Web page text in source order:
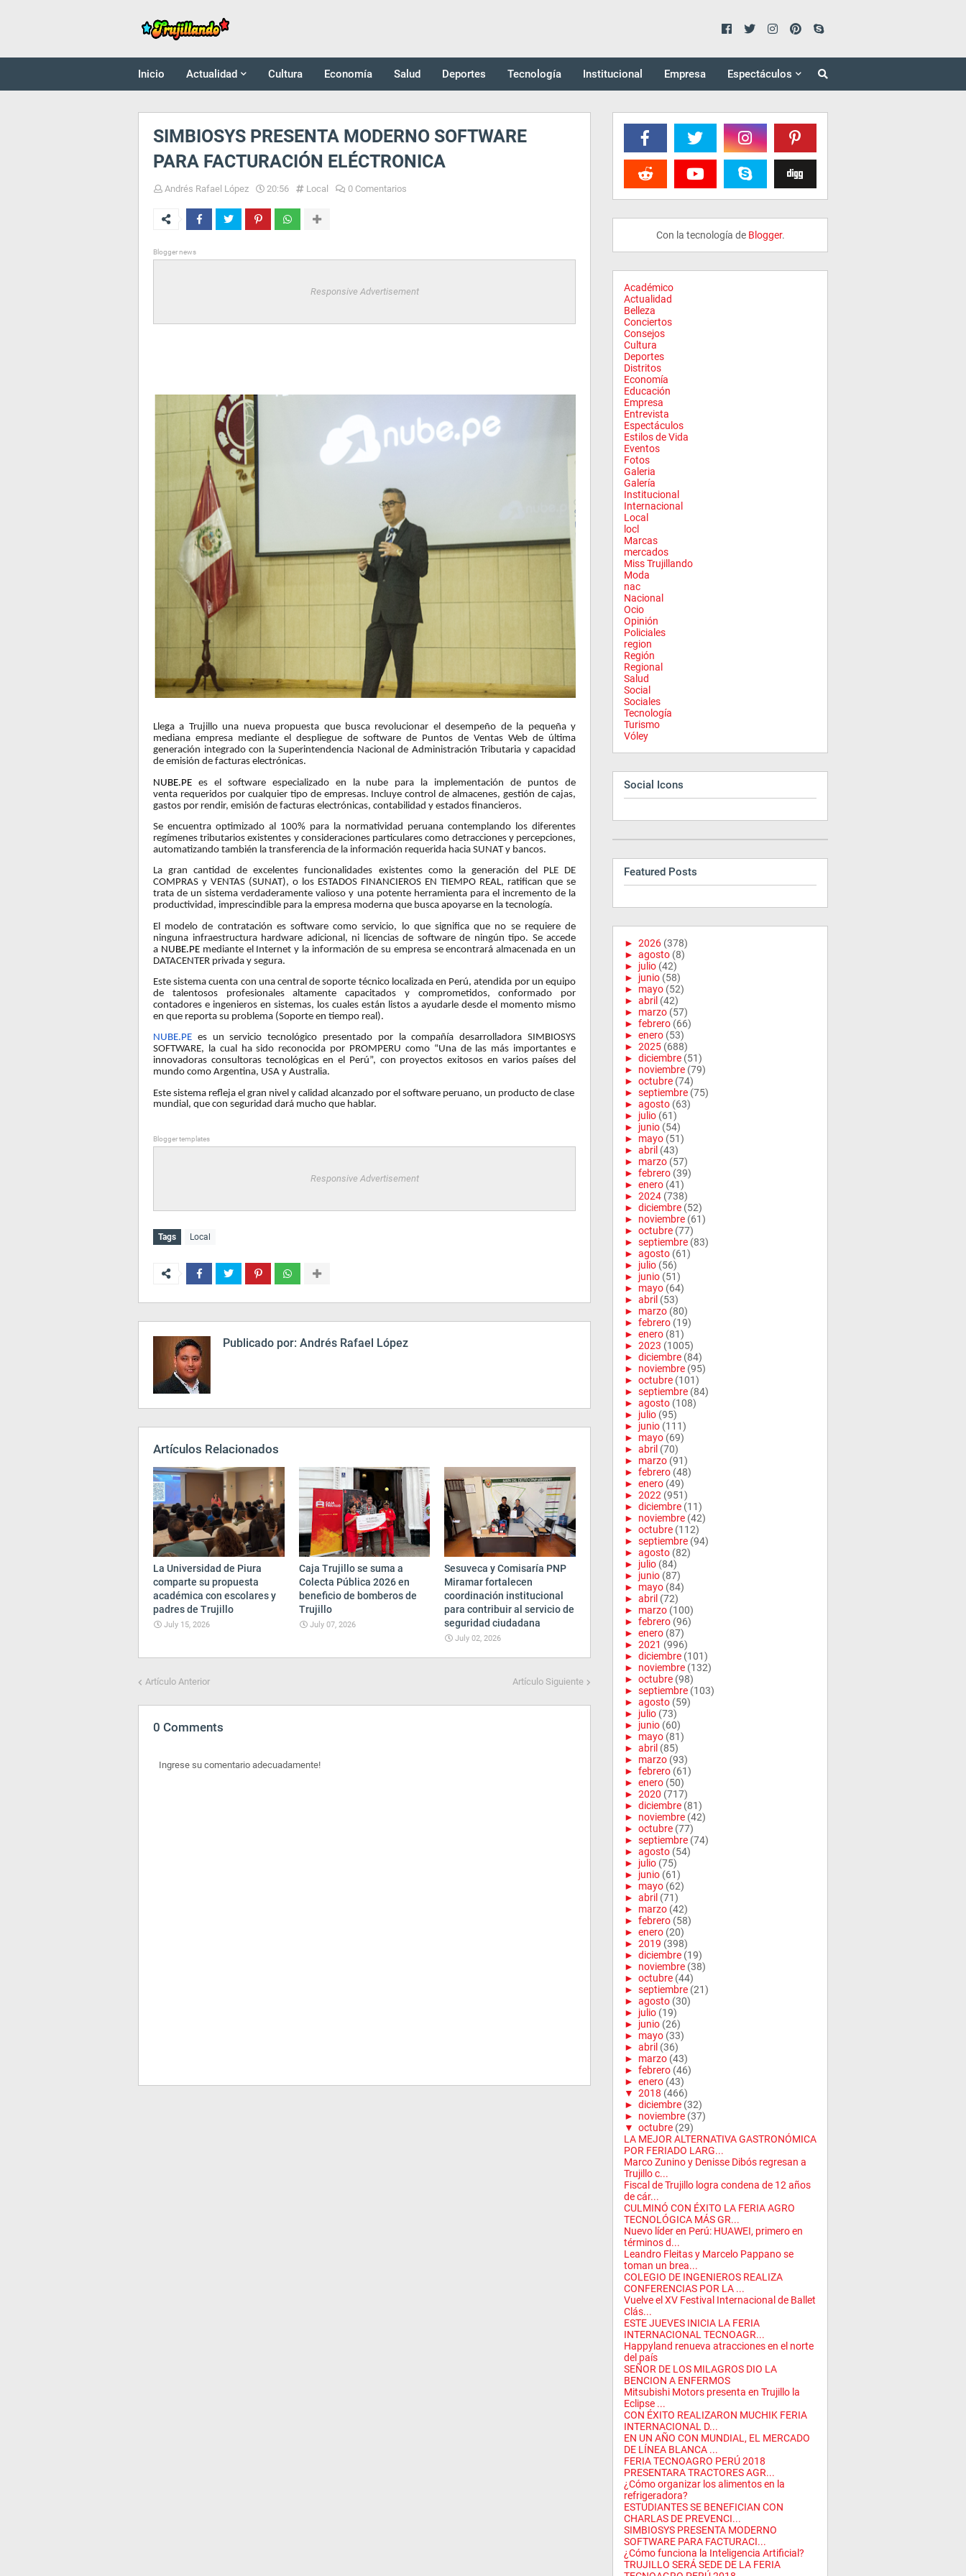
Inicio Actualidad Cultura Economía Salud Deportes Tecnología Institucional Empresa Espectáculos
SIMBIOSYS PRESENTA MODERNO SOFTWARE
PARA FACTURACIÓN ELÉCTRONICA
Andrés Rafael López 20:56 Local 0 Comentarios
Blogger news
Responsive Advertisement
Llega a Trujillo una nueva propuesta que busca revolucionar el desempeño de la pequeña y
mediana empresa mediante el despliegue de software de Puntos de Ventas Web de última
generación integrado con la Superintendencia Nacional de Administración Tributaria y capacidad
de emisión de facturas electrónicas.
NUBE.PE es el software especializado en la nube para la implementación de puntos de
venta requeridos por cualquier tipo de empresas. Incluye control de almacenes, gestión de cajas,
gastos por rendir, emisión de facturas electrónicas, contabilidad y estados financieros.
Se encuentra optimizado al 100% para la normatividad peruana contemplando los diferentes
regímenes tributarios existentes y consideraciones particulares como detracciones y percepciones,
automatizando también la transferencia de la información requerida hacia SUNAT y bancos.
La gran cantidad de excelentes funcionalidades existentes como la generación del PLE DE
COMPRAS y VENTAS (SUNAT), o los ESTADOS FINANCIEROS EN TIEMPO REAL, ratifican que se
trata de un sistema verdaderamente valioso y una potente herramienta para el incremento de la
productividad, imprescindible para la empresa moderna que busca apoyarse en la tecnología.
El modelo de contratación es software como servicio, lo que significa que no se requiere de
ninguna infraestructura hardware adicional, ni licencias de software de ningún tipo. Se accede
a NUBE.PEmediante el Internet y la información de su empresa se encontrará almacenada en un
DATACENTER privada y segura.
Este sistema cuenta con una central de soporte técnico localizada en Perú, atendida por un equipo
de talentosos profesionales altamente capacitados y comprometidos, conformado por
contadores e ingenieros en sistemas, los cuales están listos a ayudarle desde el momento mismo
en que reporta su problema (Soporte en tiempo real).
NUBE.PE es un servicio tecnológico presentado por la compañía desarrolladora SIMBIOSYS
SOFTWARE, la cual ha sido reconocida por PROMPERU como “Una de las más importantes e
innovadoras consultoras tecnológicas en el Perú”, con proyectos exitosos en varios países del
mundo como Argentina, USA y Australia.
Este sistema refleja el gran nivel y calidad alcanzado por el software peruano, un producto de clase
mundial, que con seguridad dará mucho que hablar.
Blogger templates
Responsive Advertisement
Tags Local
Publicado por: Andrés Rafael López
Artículos Relacionados
La Universidad de Piura
comparte su propuesta
académica con escolares y
padres de Trujillo
July 15, 2026
Caja Trujillo se suma a
Colecta Pública 2026 en
beneficio de bomberos de
Trujillo
July 07, 2026
Sesuveca y Comisaría PNP
Miramar fortalecen
coordinación institucional
para contribuir al servicio de
seguridad ciudadana
July 02, 2026
Artículo Anterior Artículo Siguiente
0 Comments
Ingrese su comentario adecuadamente!
Con la tecnología de Blogger.
Académico
Actualidad
Belleza
Conciertos
Consejos
Cultura
Deportes
Distritos
Economía
Educación
Empresa
Entrevista
Espectáculos
Estilos de Vida
Eventos
Fotos
Galeria
Galería
Institucional
Internacional
Local
locl
Marcas
mercados
Miss Trujillando
Moda
nac
Nacional
Ocio
Opinión
Policiales
region
Región
Regional
Salud
Social
Sociales
Tecnología
Turismo
Vóley
Social Icons
Featured Posts
► 2026 (378)
► agosto (8)
► julio (42)
► junio (58)
► mayo (52)
► abril (42)
► marzo (57)
► febrero (66)
► enero (53)
► 2025 (688)
► diciembre (51)
► noviembre (79)
► octubre (74)
► septiembre (75)
► agosto (63)
► julio (61)
► junio (54)
► mayo (51)
► abril (43)
► marzo (57)
► febrero (39)
► enero (41)
► 2024 (738)
► diciembre (52)
► noviembre (61)
► octubre (77)
► septiembre (83)
► agosto (61)
► julio (56)
► junio (51)
► mayo (64)
► abril (53)
► marzo (80)
► febrero (19)
► enero (81)
► 2023 (1005)
► diciembre (84)
► noviembre (95)
► octubre (101)
► septiembre (84)
► agosto (108)
► julio (95)
► junio (111)
► mayo (69)
► abril (70)
► marzo (91)
► febrero (48)
► enero (49)
► 2022 (951)
► diciembre (11)
► noviembre (42)
► octubre (112)
► septiembre (94)
► agosto (82)
► julio (84)
► junio (87)
► mayo (84)
► abril (72)
► marzo (100)
► febrero (96)
► enero (87)
► 2021 (996)
► diciembre (101)
► noviembre (132)
► octubre (98)
► septiembre (103)
► agosto (59)
► julio (73)
► junio (60)
► mayo (81)
► abril (85)
► marzo (93)
► febrero (61)
► enero (50)
► 2020 (717)
► diciembre (81)
► noviembre (42)
► octubre (77)
► septiembre (74)
► agosto (54)
► julio (75)
► junio (61)
► mayo (62)
► abril (71)
► marzo (42)
► febrero (58)
► enero (20)
► 2019 (398)
► diciembre (19)
► noviembre (38)
► octubre (44)
► septiembre (21)
► agosto (30)
► julio (19)
► junio (26)
► mayo (33)
► abril (36)
► marzo (43)
► febrero (46)
► enero (43)
▼ 2018 (466)
► diciembre (32)
► noviembre (37)
▼ octubre (29)
LA MEJOR ALTERNATIVA GASTRONÓMICA
POR FERIADO LARG...
Marco Zunino y Denisse Dibós regresan a
Trujillo c...
Fiscal de Trujillo logra condena de 12 años
de cár...
CULMINÓ CON ÉXITO LA FERIA AGRO
TECNOLÓGICA MÁS GR...
Nuevo líder en Perú: HUAWEI, primero en
términos d...
Leandro Fleitas y Marcelo Pappano se
toman un brea...
COLEGIO DE INGENIEROS REALIZA
CONFERENCIAS POR LA ...
Vuelve el XV Festival Internacional de Ballet
Clás...
ESTE JUEVES INICIA LA FERIA
INTERNACIONAL TECNOAGR...
Happyland renueva atracciones en el norte
del país
SEÑOR DE LOS MILAGROS DIO LA
BENCION A ENFERMOS
Mitsubishi Motors presenta en Trujillo la
Eclipse ...
CON ÉXITO REALIZARON MUCHIK FERIA
INTERNACIONAL D...
EN UN AÑO CON MUNDIAL, EL MERCADO
DE LÍNEA BLANCA ...
FERIA TECNOAGRO PERÚ 2018
PRESENTARA TRACTORES AGR...
¿Cómo organizar los alimentos en la
refrigeradora?
ESTUDIANTES SE BENEFICIAN CON
CHARLAS DE PREVENCI...
SIMBIOSYS PRESENTA MODERNO
SOFTWARE PARA FACTURACI...
¿Cómo funciona la Inteligencia Artificial?
TRUJILLO SERÁ SEDE DE LA FERIA